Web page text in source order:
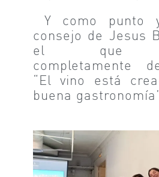
Y como punto
consejo de Jesus
el que
completamente
“El vino está
buena